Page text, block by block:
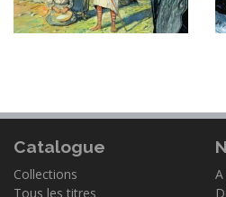
Catalogue
Collections
Tous les titres